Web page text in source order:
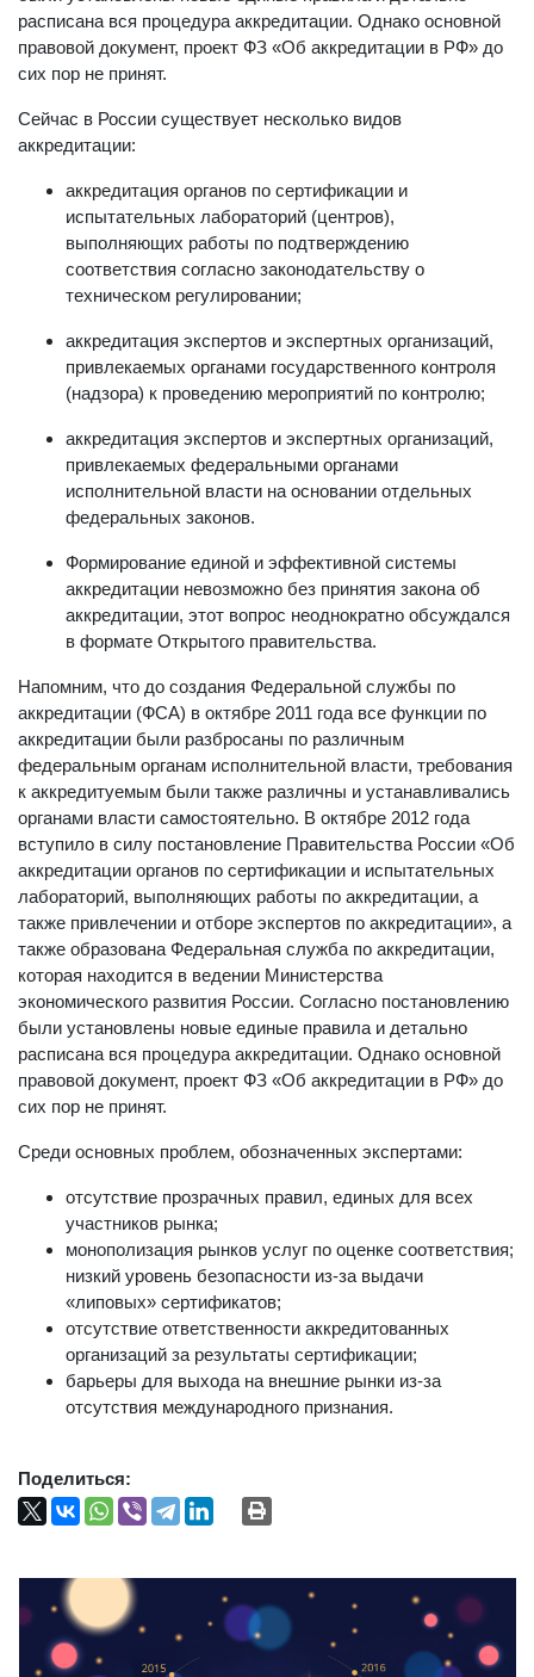
были установлены новые единые правила и детально
расписана вся процедура аккредитации. Однако основной
правовой документ, проект ФЗ «Об аккредитации в РФ» до
Сейчас в России существует несколько видов
аккредитация органов по сертификации и
испытательных лабораторий (центров),
выполняющих работы по подтверждению
соответствия согласно законодательству о
аккредитация экспертов и экспертных организаций,
привлекаемых органами государственного контроля
аккредитация экспертов и экспертных организаций,
привлекаемых федеральными органами
исполнительной власти на основании отдельных
Формирование единой и эффективной системы
аккредитации невозможно без принятия закона об
аккредитации, этот вопрос неоднократно обсуждался
Напомним, что до создания Федеральной службы по
аккредитации (ФСА) в октябре 2011 года все функции по
аккредитации были разбросаны по различным
федеральным органам исполнительной власти, требования
к аккредитуемым были также различны и устанавливались
органами власти самостоятельно. В октябре 2012 года
вступило в силу постановление Правительства России «Об
аккредитации органов по сертификации и испытательных
лабораторий, выполняющих работы по аккредитации, а
также привлечении и отборе экспертов по аккредитации», а
также образована Федеральная служба по аккредитации,
которая находится в ведении Министерства
экономического развития России. Согласно постановлению
были установлены новые единые правила и детально
расписана вся процедура аккредитации. Однако основной
правовой документ, проект ФЗ «Об аккредитации в РФ» до
отсутствие прозрачных правил, единых для всех
участников рынка;
монополизация рынков услуг по оценке соответствия;
низкий уровень безопасности из-за выдачи
«липовых» сертификатов;
отсутствие ответственности аккредитованных
организаций за результаты сертификации;
барьеры для выхода на внешние рынки из-за
Поделиться: